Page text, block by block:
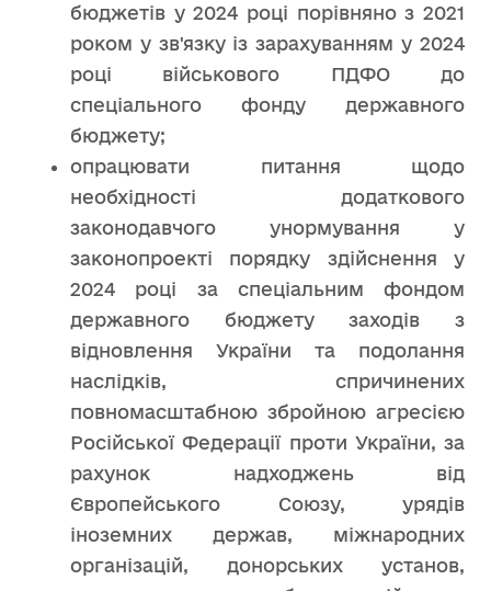
бюджетів у 2024 році порівняно з 2021
роком у зв'язку із зарахуванням у 2024
році військового ПДФО до
спеціального фонду державного
бюджету;
опрацювати питання щодо
необхідності додаткового
законодавчого унормування у
законопроекті порядку здійснення у
2024 році за спеціальним фондом
державного бюджету заходів з
відновлення України та подолання
наслідків, спричинених
повномасштабною збройною агресією
Російської Федерації проти України, за
рахунок надходжень від
Європейського Союзу, урядів
іноземних держав, міжнародних
організацій, донорських установ,